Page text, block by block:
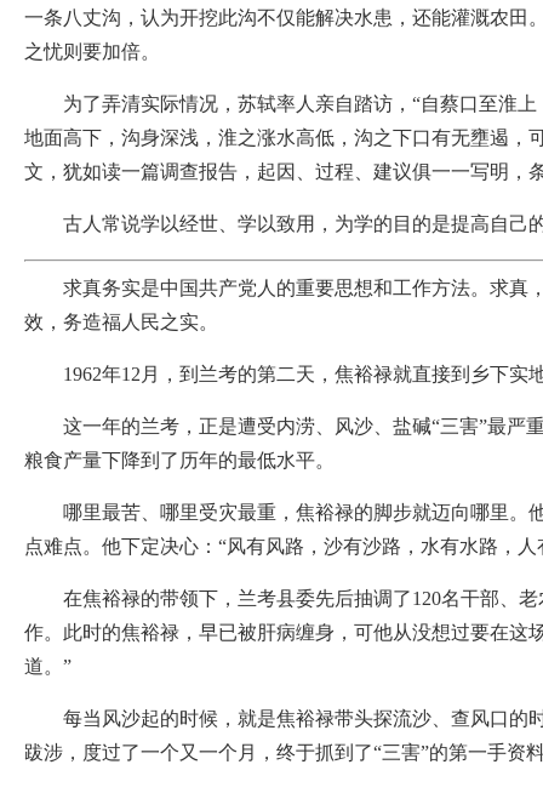
一条八丈沟，认为开挖此沟不仅能解决水患，还能灌溉农
之忧则要加倍。
为了弄清实际情况，苏轼率人亲自踏访，“自蔡口至淮上
地面高下，沟身深浅，淮之涨水高低，沟之下口有无壅遏
文，犹如读一篇调查报告，起因、过程、建议俱一一写明
古人常说学以经世、学以致用，为学的目的是提高自己
求真务实是中国共产党人的重要思想和工作方法。求真
效，务造福人民之实。
1962年12月，到兰考的第二天，焦裕禄就直接到乡下实
这一年的兰考，正是遭受内涝、风沙、盐碱“三害”最严
粮食产量下降到了历年的最低水平。
哪里最苦、哪里受灾最重，焦裕禄的脚步就迈向哪里。
点难点。他下定决心：“风有风路，沙有沙路，水有水路，
在焦裕禄的带领下，兰考县委先后抽调了120名干部、老
作。此时的焦裕禄，早已被肝病缠身，可他从没想过要在这
道。”
每当风沙起的时候，就是焦裕禄带头探流沙、查风口的
跋涉，度过了一个又一个月，终于抓到了“三害”的第一手资